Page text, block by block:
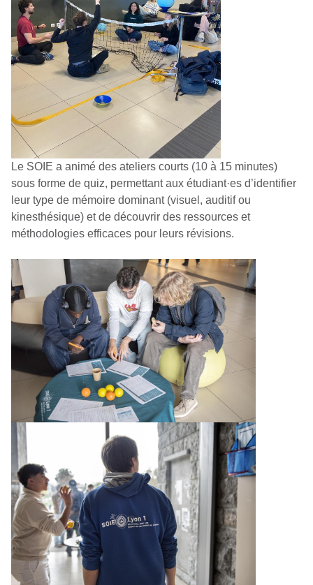
Le SOIE a animé des ateliers courts (10 à 15 minutes)
sous forme de quiz, permettant aux étudiant·es d’identifier
leur type de mémoire dominant (visuel, auditif ou
kinesthésique) et de découvrir des ressources et
méthodologies efficaces pour leurs révisions.